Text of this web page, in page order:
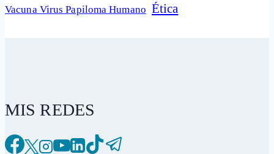
Vacuna Virus Papiloma Humano Ética
MIS REDES